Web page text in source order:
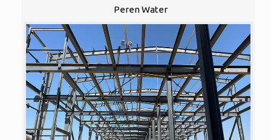
Peren Water